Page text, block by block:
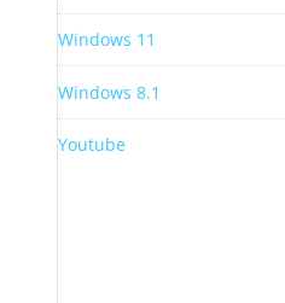
Windows 11
Windows 8.1
Youtube